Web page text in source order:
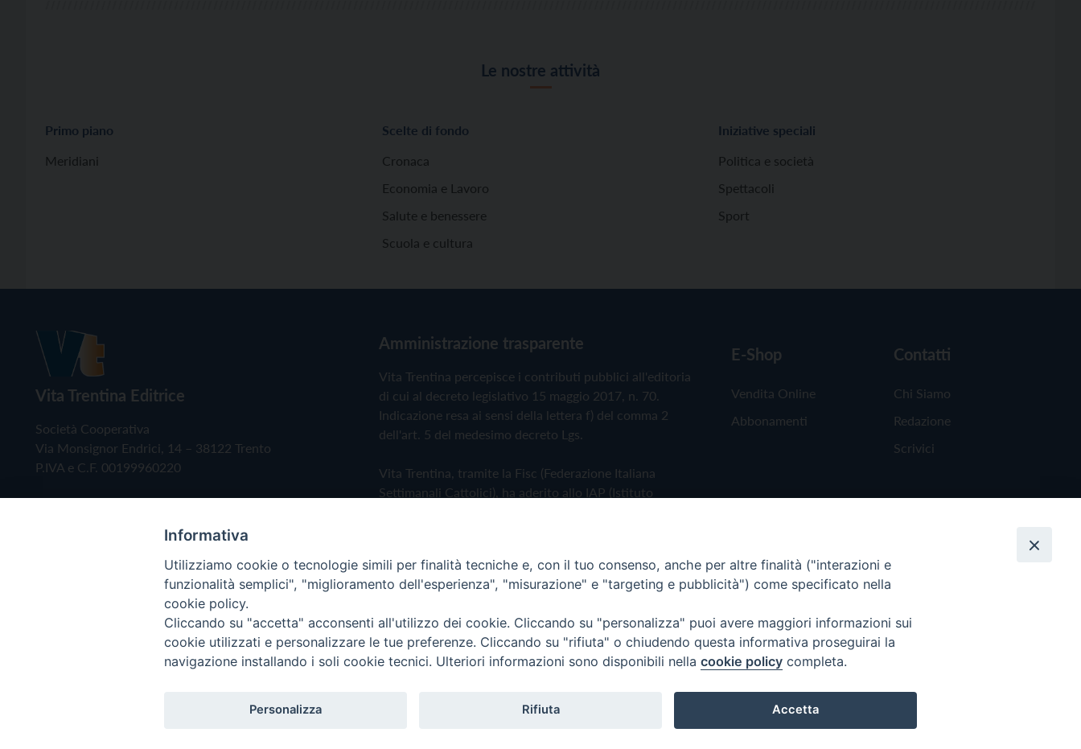
Le nostre attività
Primo piano
Meridiani
Scelte di fondo
Cronaca
Economia e Lavoro
Salute e benessere
Scuola e cultura
Iniziative speciali
Politica e società
Spettacoli
Sport
Vita Trentina Editrice
Società Cooperativa
Via Monsignor Endrici, 14 – 38122 Trento
P.IVA e C.F. 00199960220
Amministrazione trasparente
Vita Trentina percepisce i contributi pubblici all'editoria
di cui al decreto legislativo 15 maggio 2017, n. 70.
Indicazione resa ai sensi della lettera f) del comma 2
dell'art. 5 del medesimo decreto Lgs.
Vita Trentina, tramite la Fisc (Federazione Italiana
Settimanali Cattolici), ha aderito allo IAP (Istituto
Privacy Policy Cookie Policy
E-Shop
Vendita Online
Abbonamenti
Contatti
Chi Siamo
Redazione
Scrivici
Copyright © 2019 - Tutti i diritti riservati - Vita Trentina Editrice
Informativa
Utilizziamo cookie o tecnologie simili per finalità tecniche e, con il tuo consenso, anche per altre finalità ("interazioni e
funzionalità semplici", "miglioramento dell'esperienza", "misurazione" e "targeting e pubblicità") come specificato nella
cookie policy.
Cliccando su "accetta" acconsenti all'utilizzo dei cookie. Cliccando su "personalizza" puoi avere maggiori informazioni sui
cookie utilizzati e personalizzare le tue preferenze. Cliccando su "rifiuta" o chiudendo questa informativa proseguirai la
navigazione installando i soli cookie tecnici. Ulteriori informazioni sono disponibili nella cookie policy completa.
Personalizza Rifiuta Accetta